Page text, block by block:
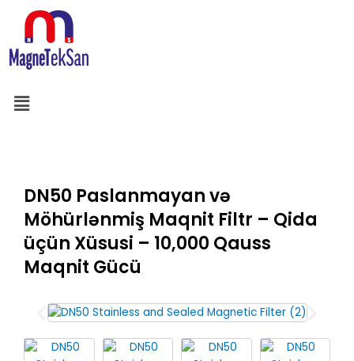
content
Menu
DN50 Paslanmayan və
Möhürlənmiş Maqnit Filtr – Qida
üçün Xüsusi – 10,000 Qauss
Maqnit Gücü